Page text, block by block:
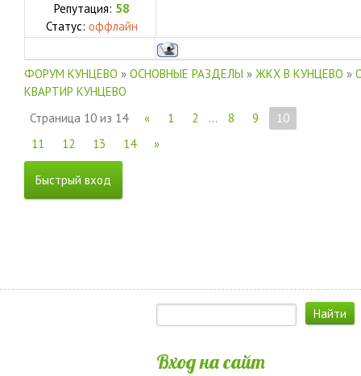
Репутация: 58
Статус: оффлайн
ФОРУМ КУНЦЕВО » ОСНОВНЫЕ РАЗДЕЛЫ » ЖКХ В КУНЦЕВО »
КВАРТИР КУНЦЕВО
Страница 10 из 14 « 1 2 … 8 9
10
11
12 13 14 »
Вход на сайт